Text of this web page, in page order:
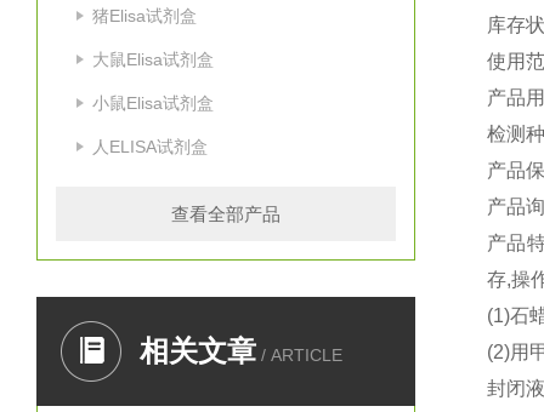
猪Elisa试剂盒
大鼠Elisa试剂盒
小鼠Elisa试剂盒
人ELISA试剂盒
查看全部产品
相关文章 / ARTICLE
库存
使用
产品
检测
产品
产品
产品
存,操
(1)石
(2)用
封闭